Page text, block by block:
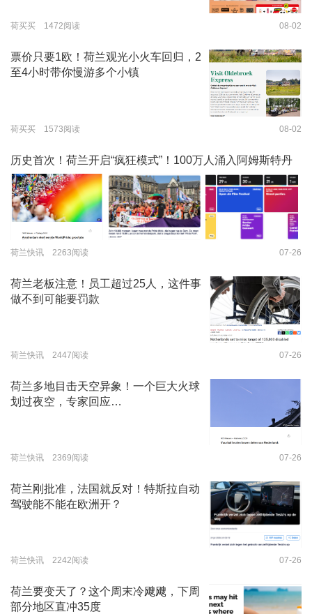
荷买买 1472阅读 08-02
票价只要1欧！荷兰观光小火车回归，2
至4小时带你慢游多个小镇
荷买买 1573阅读 08-02
历史首次！荷兰开启“疯狂模式”！100万人涌入阿姆斯特丹
荷兰快讯 2263阅读 07-26
荷兰老板注意！员工超过25人，这件事
做不到可能要罚款
荷兰快讯 2447阅读 07-26
荷兰多地目击天空异象！一个巨大火球
划过夜空，专家回应…
荷兰快讯 2369阅读 07-26
荷兰刚批准，法国就反对！特斯拉自动
驾驶能不能在欧洲开？
荷兰快讯 2242阅读 07-26
荷兰要变天了？这个周末冷飕飕，下周
部分地区直冲35度